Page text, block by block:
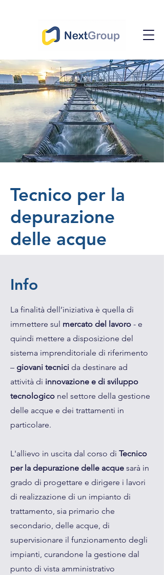
Tecnico per la
depurazione
delle acque
Info
La finalità dell’iniziativa è quella di
immettere sul mercato del lavoro - e
quindi mettere a disposizione del
sistema imprenditoriale di riferimento
– giovani tecnici da destinare ad
attività di innovazione e di sviluppo
tecnologico nel settore della gestione
delle acque e dei trattamenti in
particolare.
L'allievo in uscita dal corso di Tecnico
per la depurazione delle acque sarà in
grado di progettare e dirigere i lavori
di realizzazione di un impianto di
trattamento, sia primario che
secondario, delle acque, di
supervisionare il funzionamento degli
impianti, curandone la gestione dal
punto di vista amministrativo